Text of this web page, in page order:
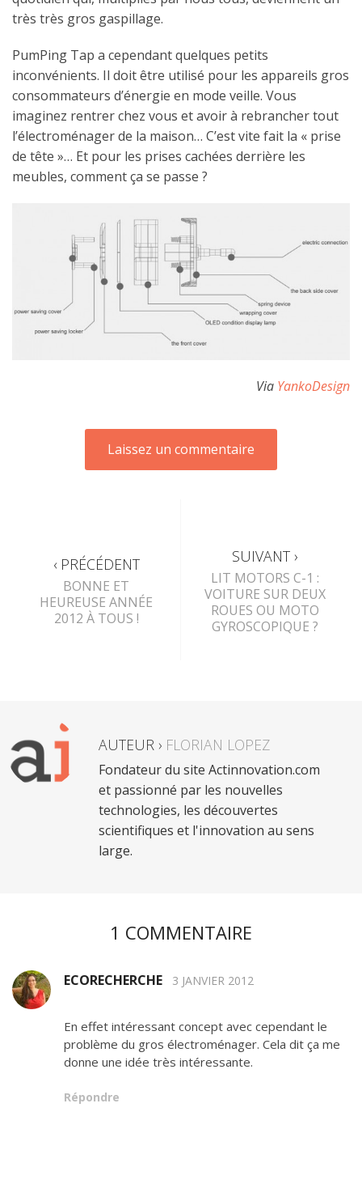
très très gros gaspillage.
PumPing Tap a cependant quelques petits
inconvénients. Il doit être utilisé pour les appareils gros
consommateurs d’énergie en mode veille. Vous
imaginez rentrer chez vous et avoir à rebrancher tout
l’électroménager de la maison… C’est vite fait la « prise
de tête »… Et pour les prises cachées derrière les
meubles, comment ça se passe ?
Via YankoDesign
‹ PRÉCÉDENT
BONNE ET
HEUREUSE ANNÉE
2012 À TOUS !
SUIVANT ›
LIT MOTORS C-1 :
VOITURE SUR DEUX
ROUES OU MOTO
GYROSCOPIQUE ?
AUTEUR › FLORIAN LOPEZ
Fondateur du site Actinnovation.com
et passionné par les nouvelles
technologies, les découvertes
scientifiques et l'innovation au sens
large.
1 COMMENTAIRE
ECORECHERCHE 3 JANVIER 2012
En effet intéressant concept avec cependant le
problème du gros électroménager. Cela dit ça me
donne une idée très intéressante.
Répondre